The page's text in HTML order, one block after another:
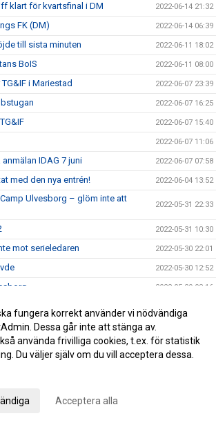
klart för kvartsfinal i DM 2022-06-14 21:32
FK (DM) 2022-06-14 06:39
till sista minuten 2022-06-11 18:02
BoIS 2022-06-11 08:00
i Mariestad 2022-06-07 23:39
2022-06-07 16:25
2022-06-07 15:40
2022-06-07 11:06
IDAG 7 juni 2022-06-07 07:58
med den nya entrén! 2022-06-04 13:52
Ulvesborg – glöm inte att
2022-05-31 22:33
2022-05-31 10:30
mot serieledaren 2022-05-30 22:01
2022-05-30 12:52
2022-05-29 08:16
2022-05-26 10:16
fungera korrekt använder vi nödvändiga
Dessa går inte att stänga av.
använda frivilliga cookies, t.ex. för statistik
Du väljer själv om du vill acceptera dessa.
Acceptera alla